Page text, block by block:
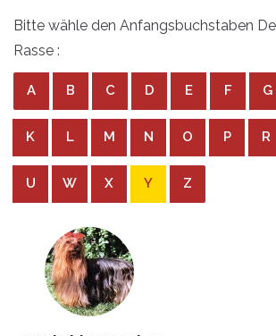
Bitte wähle den Anfangsbuchstaben
Rasse :
A B C D E F G
K L M N O P R
U W X Y Z